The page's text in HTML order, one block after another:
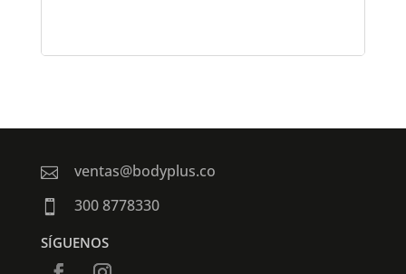
 ventas@bodyplus.co
 300 8778330
SÍGUENOS